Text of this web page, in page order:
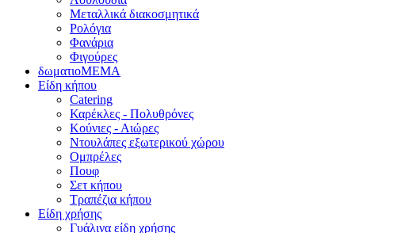
Μεταλλικά διακοσμητικά
Ρολόγια
Φανάρια
Φιγούρες
δωματιοΜΕΜΑ
Είδη κήπου
Catering
Καρέκλες - Πολυθρόνες
Κούνιες - Αιώρες
Ντουλάπες εξωτερικού χώρου
Ομπρέλες
Πουφ
Σετ κήπου
Τραπέζια κήπου
Είδη χρήσης
Γυάλινα είδη χρήσης